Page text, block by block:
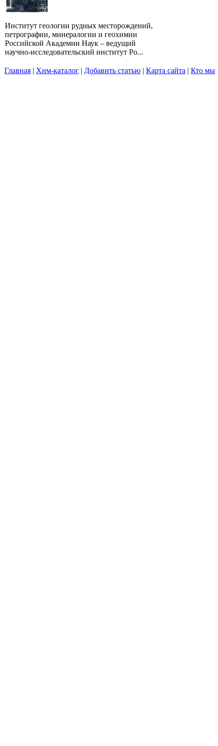
Институт геологии рудных месторождений,
петрографии, минералогии и геохимии
Российской Академии Наук – ведущий
научно-исследовательский институт Ро...
Главная | Хим-каталог | Добавить статью | Карта сайта | Кто мы